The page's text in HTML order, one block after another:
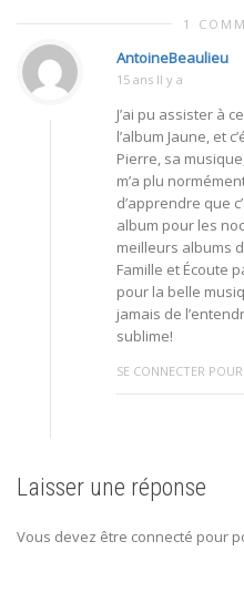
1
AntoineBeaulieu
15 ans Il y a
J’ai pu assister à
l’album Jaune, et
Pierre, sa
m’a plu
d’apprendre que
album pour les
meilleurs albums
Famille et Écoute
pour la belle
jamais de
sublime!
SE CONNECTER
Laisser une réponse
Vous devez être connecté pour